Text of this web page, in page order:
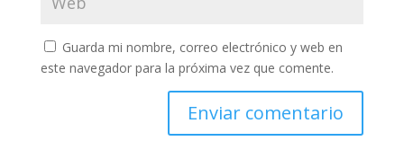
Guarda mi nombre, correo electrónico y web en
este navegador para la próxima vez que comente.